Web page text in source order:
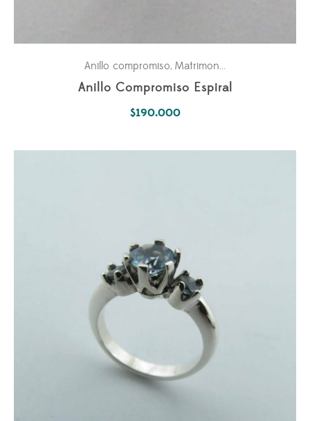
Anillo compromiso, Matrimonio
Anillo Compromiso Espiral
$190.000